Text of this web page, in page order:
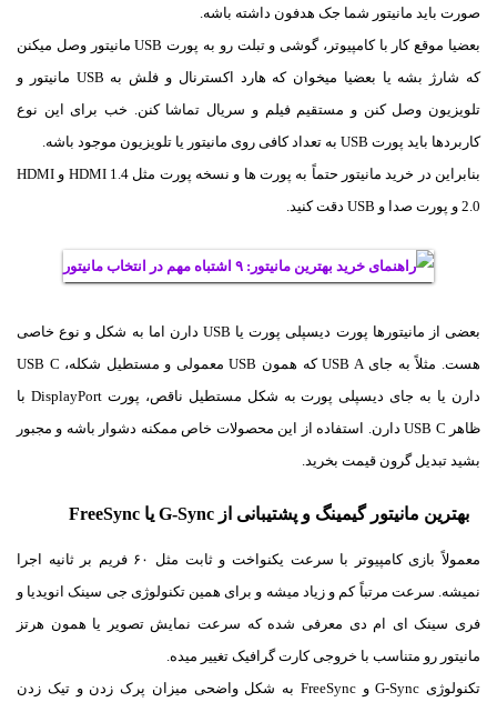
صورت باید مانیتور شما جک هدفون داشته باشه.
بعضیا موقع کار با کامپیوتر، گوشی و تبلت رو به پورت USB مانیتور وصل میکنن
که شارژ بشه یا بعضیا میخوان که هارد اکسترنال و فلش به USB مانیتور و
تلویزیون وصل کنن و مستقیم فیلم و سریال تماشا کنن. خب برای این نوع
کاربردها باید پورت USB به تعداد کافی روی مانیتور یا تلویزیون موجود باشه.
بنابراین در خرید مانیتور حتماً به پورت ها و نسخه پورت مثل HDMI 1.4 و HDMI
2.0 و پورت صدا و USB دقت کنید.
بعضی از مانیتورها پورت دیسپلی پورت یا USB دارن اما به شکل و نوع خاصی
هست. مثلاً به جای USB A که همون USB معمولی و مستطیل شکله، USB C
دارن یا به جای دیسپلی پورت به شکل مستطیل ناقص، پورت DisplayPort‌ با
ظاهر USB C دارن. استفاده از این محصولات خاص ممکنه دشوار باشه و مجبور
بشید تبدیل گرون قیمت بخرید.
بهترین مانیتور گیمینگ و پشتیبانی از G-Sync یا FreeSync
معمولاً بازی کامپیوتر با سرعت یکنواخت و ثابت مثل ۶۰ فریم بر ثانیه اجرا
نمیشه. سرعت مرتباً کم و زیاد میشه و برای همین تکنولوژی جی سینک انویدیا و
فری سینک ای ام دی معرفی شده که سرعت نمایش تصویر یا همون هرتز
مانیتور رو متناسب با خروجی کارت گرافیک تغییر میده.
تکنولوژی G-Sync و FreeSync به شکل واضحی میزان پرک زدن و تیک زدن